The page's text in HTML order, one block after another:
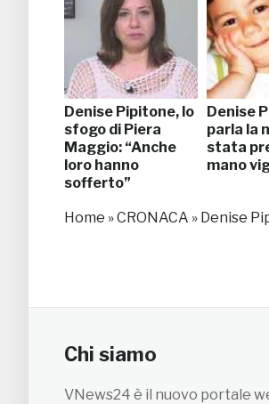
Denise Pipitone, lo
sfogo di Piera
Maggio: “Anche
loro hanno
sofferto”
Denise
parla la
stata
mano
Home »CRONACA » Denise
Chi siamo
VNews24 è il nuovo portale